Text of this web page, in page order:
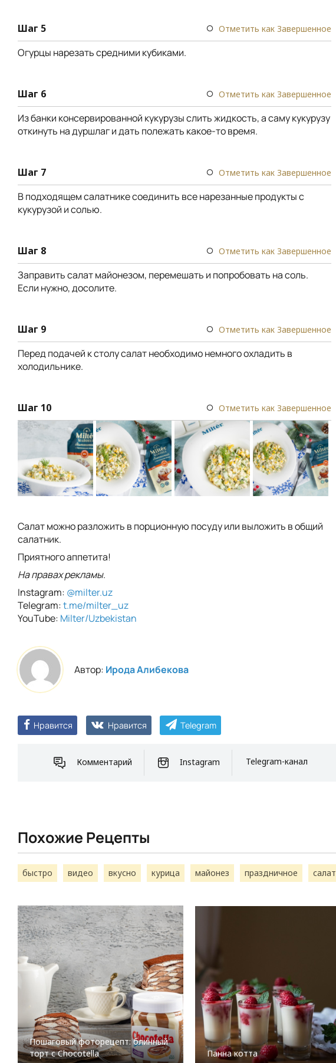
Шаг 5 Отметить как Завершенное
Огурцы нарезать средними кубиками.
Шаг 6 Отметить как Завершенное
Из банки консервированной кукурузы слить жидкость, а саму кукурузу
откинуть на дуршлаг и дать полежать какое-то время.
Шаг 7 Отметить как Завершенное
В подходящем салатнике соединить все нарезанные продукты с
кукурузой и солью.
Шаг 8 Отметить как Завершенное
Заправить салат майонезом, перемешать и попробовать на соль.
Если нужно, досолите.
Шаг 9 Отметить как Завершенное
Перед подачей к столу салат необходимо немного охладить в
холодильнике.
Шаг 10 Отметить как Завершенное
Салат можно разложить в порционную посуду или выложить в общий
салатник.
Приятного аппетита!
На правах рекламы.
Instagram: @milter.uz
Telegram:t.me/milter_uz
YouTube: Milter/Uzbekistan
Автор: Ирода Алибекова
Нравится Нравится Telegram
Комментарий Instagram Telegram-канал
Похожие Рецепты
быстро видео вкусно курица майонез праздничное салат
Пошаговый фоторецепт: блинный
торт с Chocotella
Панна котта